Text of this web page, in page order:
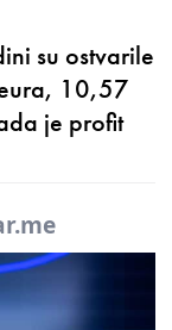
su ostvarile
10,57
je profit